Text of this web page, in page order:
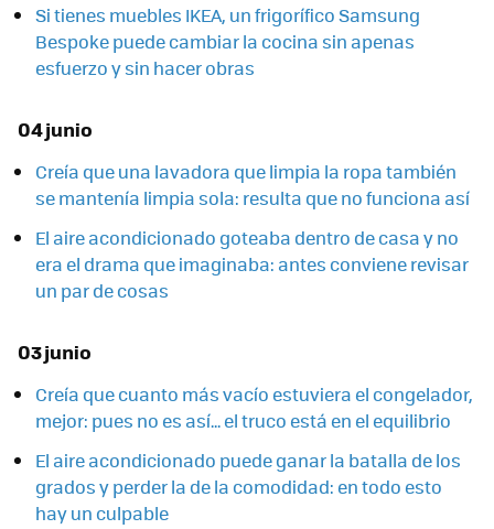
Si tienes muebles IKEA, un frigorífico Samsung
Bespoke puede cambiar la cocina sin apenas
esfuerzo y sin hacer obras
04 junio
Creía que una lavadora que limpia la ropa también
se mantenía limpia sola: resulta que no funciona así
El aire acondicionado goteaba dentro de casa y no
era el drama que imaginaba: antes conviene revisar
un par de cosas
03 junio
Creía que cuanto más vacío estuviera el congelador,
mejor: pues no es así... el truco está en el equilibrio
El aire acondicionado puede ganar la batalla de los
grados y perder la de la comodidad: en todo esto
hay un culpable